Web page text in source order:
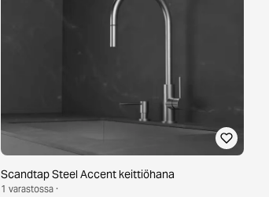
Scandtap Steel Accent keittiöhana
1 varastossa ·